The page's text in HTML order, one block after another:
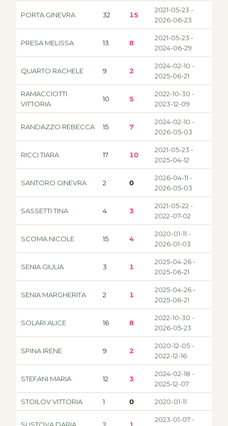
PORTA GINEVRA 32 15
2021-05-23 -
2026-06-23
PRESA MELISSA 13 8
2021-05-23 -
2024-06-29
QUARTO RACHELE 9 2
2024-02-10 -
2025-06-21
RAMACCIOTTI
VITTORIA
10 5
2022-10-30 -
2023-12-09
RANDAZZO REBECCA 15 7
2024-02-10 -
2026-05-03
RICCI TIARA 17 10
2021-05-23 -
2025-04-12
SANTORO GINEVRA 2 0
2026-04-11 -
2026-05-03
SASSETTI TINA 4 3
2021-05-22 -
2022-07-02
SCOMA NICOLE 15 4
2020-01-11 -
2026-01-03
SENIA GIULIA 3 1
2025-04-26 -
2025-06-21
SENIA MARGHERITA 2 1
2025-04-26 -
2025-06-21
SOLARI ALICE 16 8
2022-10-30 -
2026-05-23
SPINA IRENE 9 2
2020-12-05 -
2022-12-16
STEFANI MARIA 12 3
2024-02-18 -
2025-12-07
STOILOV VITTORIA 1 0 2020-01-11
SUSTOVA DARIA 2 1
2023-01-07 -